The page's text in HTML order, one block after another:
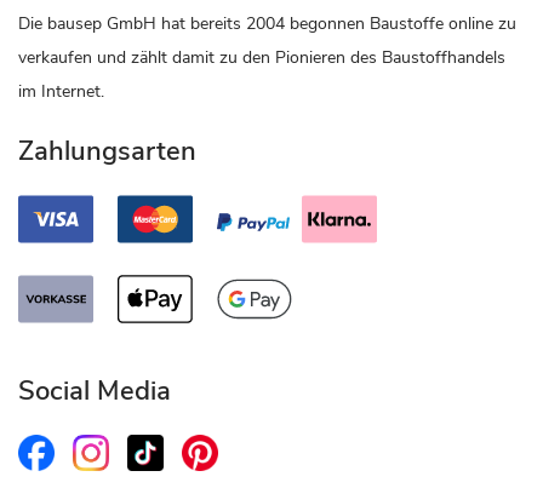
Die bausep GmbH hat bereits 2004 begonnen Baustoffe online zu
verkaufen und zählt damit zu den Pionieren des Baustoffhandels
im Internet.
Zahlungsarten
Social Media